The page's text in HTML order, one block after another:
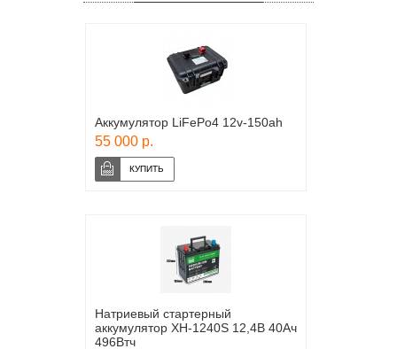
Аккумулятор LiFePo4 12v-150ah
55 000 р.
Натриевый стартерный
аккумулятор XH-1240S 12,4В 40Ач
496Втч